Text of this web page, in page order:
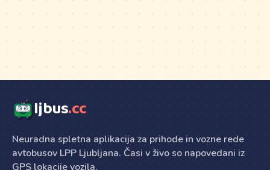
ljbus.cc
Neuradna spletna aplikacija za prihode in vozne rede
avtobusov LPP Ljubljana. Časi v živo so napovedani iz
GPS lokacije vozila.